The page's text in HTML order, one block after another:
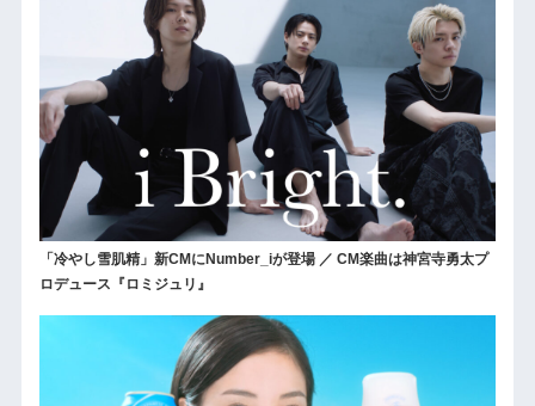
「冷やし雪肌精」新CMにNumber_iが登場 ／ CM楽曲は神宮寺勇太プ
ロデュース『ロミジュリ』